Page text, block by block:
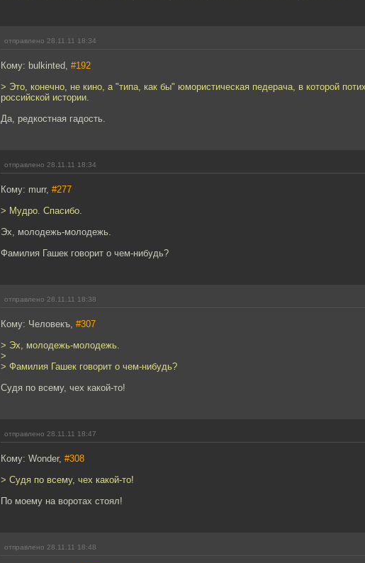
отправлено 28.11.11 18:34
Кому: bulkinted, #192
> Это, конечно, не кино, а "типа, как бы" юмористическая педерача, в которой
российской истории.
Да, редкостная гадость.
отправлено 28.11.11 18:34
Кому: murr, #277
> Мудро. Спасибо.
Эх, молодежь-молодежь.
Фамилия Гашек говорит о чем-нибудь?
отправлено 28.11.11 18:38
Кому: Человекъ, #307
> Эх, молодежь-молодежь.
>
> Фамилия Гашек говорит о чем-нибудь?
Судя по всему, чех какой-то!
отправлено 28.11.11 18:47
Кому: Wonder, #308
> Судя по всему, чех какой-то!
По моему на воротах стоял!
отправлено 28.11.11 18:48